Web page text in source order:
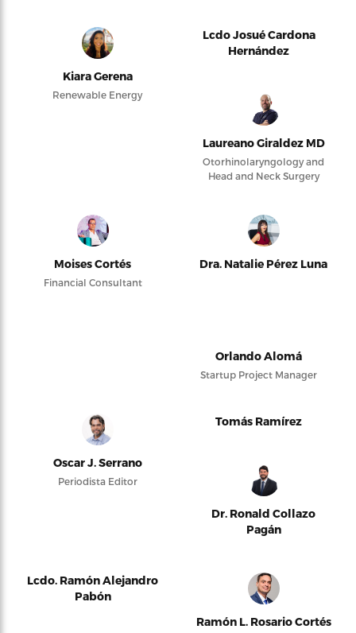
Kiara Gerena
Renewable Energy
Lcdo Josué Cardona
Hernández
Laureano Giraldez MD
Otorhinolaryngology and
Head and Neck Surgery
Moises Cortés
Financial Consultant
Dra. Natalie Pérez Luna
Orlando Alomá
Startup Project Manager
Oscar J. Serrano
Periodista Editor
Tomás Ramírez
Dr. Ronald Collazo
Pagán
Lcdo. Ramón Alejandro
Pabón
Ramón L. Rosario Cortés